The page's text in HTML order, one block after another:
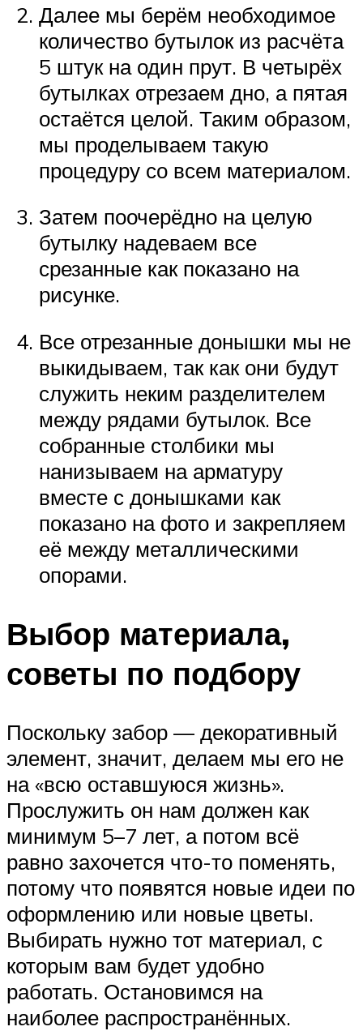
Далее мы берём необходимое
количество бутылок из расчёта
5 штук на один прут. В четырёх
бутылках отрезаем дно, а пятая
остаётся целой. Таким образом,
мы проделываем такую
процедуру со всем материалом.
Затем поочерёдно на целую
бутылку надеваем все
срезанные как показано на
рисунке.
Все отрезанные донышки мы не
выкидываем, так как они будут
служить неким разделителем
между рядами бутылок. Все
собранные столбики мы
нанизываем на арматуру
вместе с донышками как
показано на фото и закрепляем
её между металлическими
опорами.
Выбор материала,
советы по подбору
Поскольку забор — декоративный
элемент, значит, делаем мы его не
на «всю оставшуюся жизнь».
Прослужить он нам должен как
минимум 5–7 лет, а потом всё
равно захочется что-то поменять,
потому что появятся новые идеи по
оформлению или новые цветы.
Выбирать нужно тот материал, с
которым вам будет удобно
работать. Остановимся на
наиболее распространённых.